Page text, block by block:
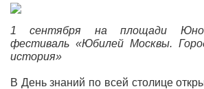
1 сентября на площади
фестиваль «Юбилей Москвы.
история»
В День знаний по всей столице